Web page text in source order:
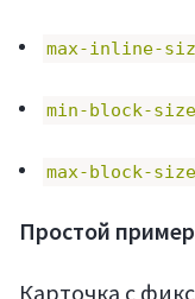
max-inline-
min-block-size
max-block-size
Простой пример
Карточка с